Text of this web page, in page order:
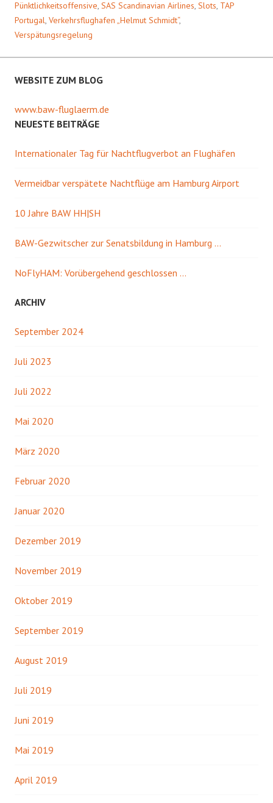
Pünktlichkeitsoffensive, SAS Scandinavian Airlines, Slots, TAP
Portugal, Verkehrsflughafen „Helmut Schmidt“,
Verspätungsregelung
WEBSITE ZUM BLOG
www.baw-fluglaerm.de
NEUESTE BEITRÄGE
Internationaler Tag für Nachtflugverbot an Flughäfen
Vermeidbar verspätete Nachtflüge am Hamburg Airport
10 Jahre BAW HH|SH
BAW-Gezwitscher zur Senatsbildung in Hamburg …
NoFlyHAM: Vorübergehend geschlossen …
ARCHIV
September 2024
Juli 2023
Juli 2022
Mai 2020
März 2020
Februar 2020
Januar 2020
Dezember 2019
November 2019
Oktober 2019
September 2019
August 2019
Juli 2019
Juni 2019
Mai 2019
April 2019